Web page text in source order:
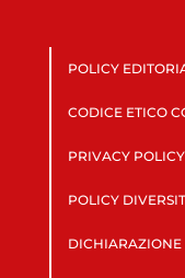
POLICY
CODICE ETICO
PRIVACY POLICY
POLICY
DICHIARAZIONE